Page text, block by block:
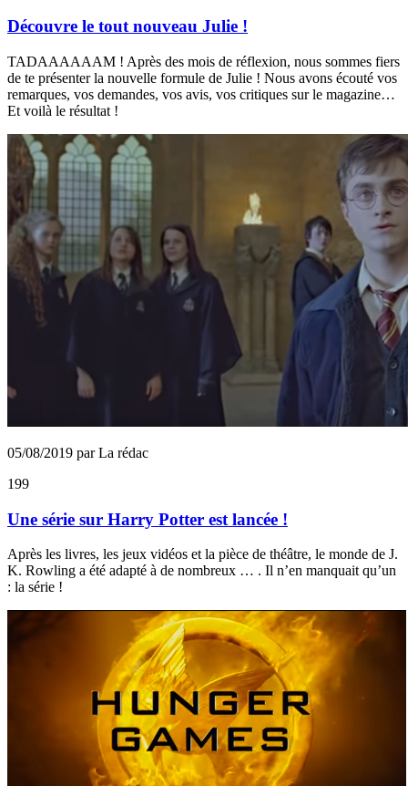
Découvre le tout nouveau Julie !
TADAAAAAAM ! Après des mois de réflexion, nous sommes fiers
de te présenter la nouvelle formule de Julie ! Nous avons écouté vos
remarques, vos demandes, vos avis, vos critiques sur le magazine…
Et voilà le résultat !
05/08/2019 par La rédac
199
Une série sur Harry Potter est lancée !
Après les livres, les jeux vidéos et la pièce de théâtre, le monde de J.
K. Rowling a été adapté à de nombreux … . Il n’en manquait qu’un
: la série !